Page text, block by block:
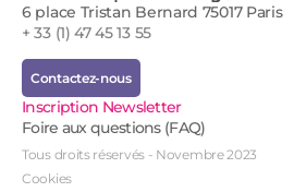
6 place Tristan Bernard 75017 Paris
+ 33 (1) 47 45 13 55
Contactez-nous
Inscription Newsletter
Foire aux questions (FAQ)
Tous droits réservés - Novembre 2023
Cookies